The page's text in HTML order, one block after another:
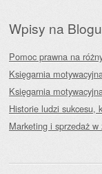
Wpisy na Blogu
Pomoc prawna na
Księgarnia
Księgarnia
Historie ludzi sukcesu,
Marketing i sprzedaż